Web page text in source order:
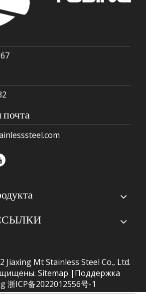
Mt Stainless Steel Co., Ltd.
Sitemap |Поддержка
浙ICP备2022012556号-1